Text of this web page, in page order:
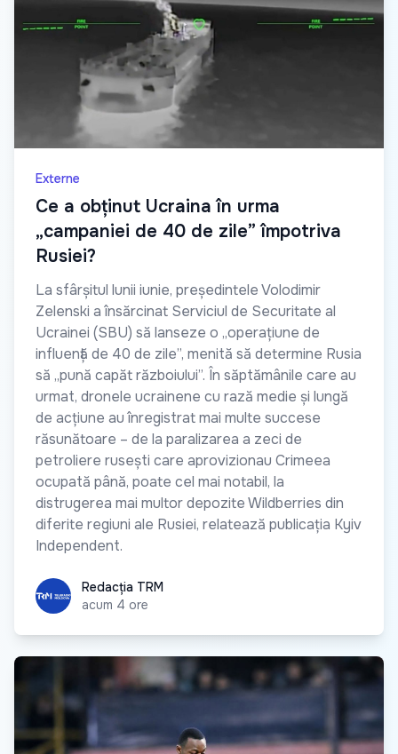
Externe
Ce a obținut Ucraina în urma
„campaniei de 40 de zile” împotriva
Rusiei?
La sfârșitul lunii iunie, președintele Volodimir
Zelenski a însărcinat Serviciul de Securitate al
Ucrainei (SBU) să lanseze o „operațiune de
influență de 40 de zile”, menită să determine Rusia
să „pună capăt războiului”. În săptămânile care au
urmat, dronele ucrainene cu rază medie și lungă
de acțiune au înregistrat mai multe succese
răsunătoare – de la paralizarea a zeci de
petroliere rusești care aprovizionau Crimeea
ocupată până, poate cel mai notabil, la
distrugerea mai multor depozite Wildberries din
diferite regiuni ale Rusiei, relatează publicația Kyiv
Independent.
Redacția TRM
Redacția TRM
acum 4 ore